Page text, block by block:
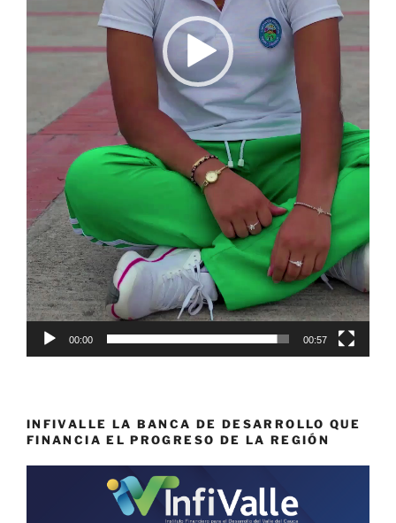
00:00 00:57
INFIVALLE LA BANCA DE DESARROLLO QUE
FINANCIA EL PROGRESO DE LA REGIÓN